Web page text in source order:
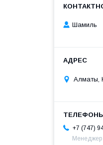
Шамиль
Алматы,
+7 (747)
Менеджер